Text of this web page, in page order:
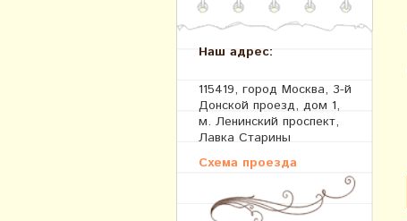
Наш адрес:
115419, город Москва, 3-й
Донской проезд, дом 1,
м. Ленинский проспект,
Лавка Старины
Схема проезда